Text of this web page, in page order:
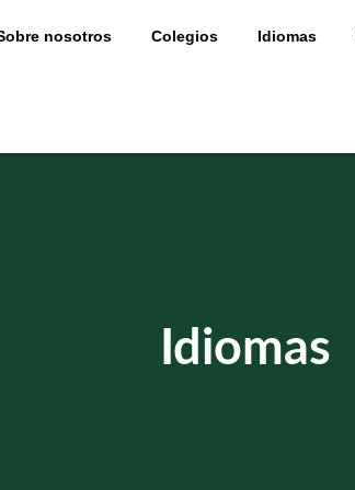
nosotros Colegios Idiomas
Idiomas